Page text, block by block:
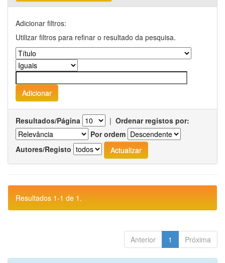
Adicionar filtros:
Utilizar filtros para refinar o resultado da pesquisa.
Resultados/Página | Ordenar registos por:
Por ordem
Autores/Registo
Resultados 1-1 de 1.
Anterior 1 Próxima